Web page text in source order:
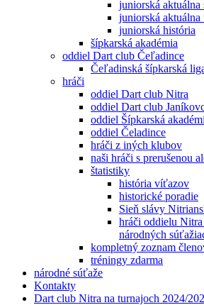
juniorská aktuálna
juniorská
juniorská história
šípkarská akadémia
oddiel Dart club Čeľadince
Čeľadinská šípkarská
hráči
oddiel Dart club Nitra
oddiel Dart club
oddiel Šípkarská
oddiel Čeladince
hráči z iných klubov
naši hráči s prerušenou
štatistiky
história víťazov
historické poradie
Sieň slávy
hráči oddielu
národných
kompletný zoznam
tréningy zdarma
národné súťaže
Kontakty
Dart club Nitra na turnajoch 2024/